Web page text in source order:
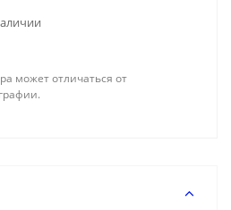
может отличаться от